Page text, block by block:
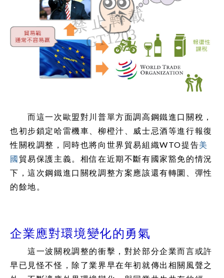
而這一次歐盟對川普單方面調高鋼鐵進口關稅，
也初步鎖定哈雷機車、柳橙汁、威士忌酒等進行報復
性關稅調整，同時也將向世界貿易組織WTO提告美
國 貿易保護主義。相信在近期不斷有國家豁免的情況
下，這次鋼鐵進口關稅調整方案應該還有轉圜、彈性
的餘地。
企業應對環境變化的勇氣
這一波關稅調整的衝擊，對於部分企業而言或許
早已見怪不怪，除了業界早在年初就傳出相關風聲之